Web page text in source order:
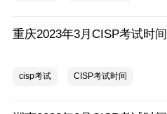
重庆2023年3月CISP考试时间
cisp考试 CISP考试时间